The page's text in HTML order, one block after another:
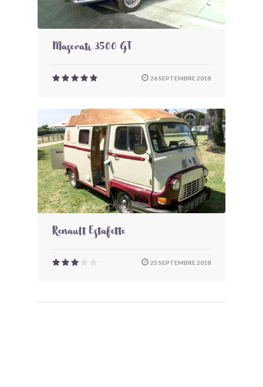
Maserati 3500 GT
26 SEPTEMBRE 2018
Renault Estafette
25 SEPTEMBRE 2018